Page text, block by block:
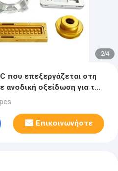
2/4
που επεξεργάζεται στη
ανοδική οξείδωση για τα
άξονα
Επικοινωνήστε